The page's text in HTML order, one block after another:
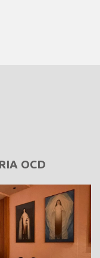
OCD